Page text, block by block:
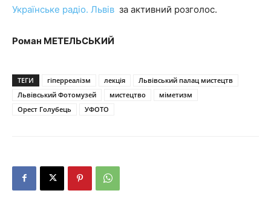
Українське радіо. Львів за активний розголос.
Роман МЕТЕЛЬСЬКИЙ
ТЕГИ гіперреалізм лекція
Львівський палац мистецтв
Львівський Фотомузей
мистецтво
міметизм
Орест Голубець
УФОТО